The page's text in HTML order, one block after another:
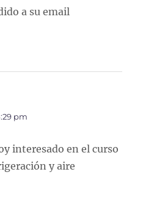
a su email
pm
interesado en el curso
y aire